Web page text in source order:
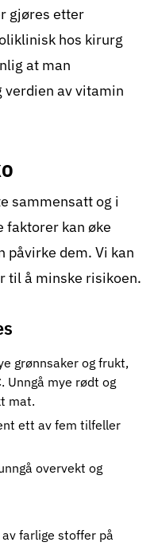
gjøres etter
hos kirurg
at man
av vitamin
sammensatt og i
faktorer kan øke
påvirke dem. Vi kan
til å minske risikoen.
grønnsaker og frukt,
Unngå mye rødt og
mat.
ett av fem tilfeller
overvekt og
farlige stoffer på